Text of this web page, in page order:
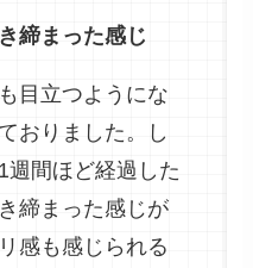
締まった感じ
目立つようにな
おりました。し
週間ほど経過した
締まった感じが
感も感じられる